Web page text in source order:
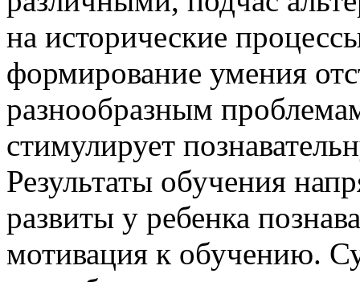
на исторические
формирование умения
разнообразным
стимулирует
Результаты обучения
развиты у ребенка
мотивация к обучению.